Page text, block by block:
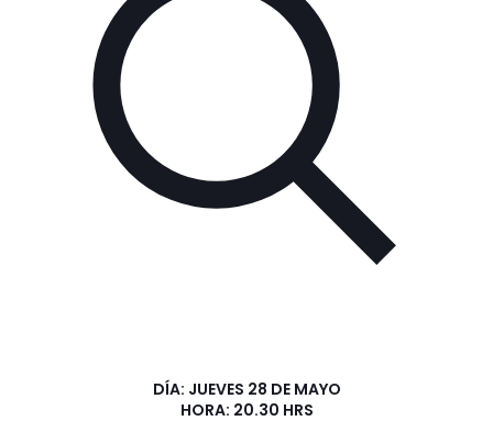
DÍA: JUEVES 28 DE MAYO
HORA: 20.30 HRS